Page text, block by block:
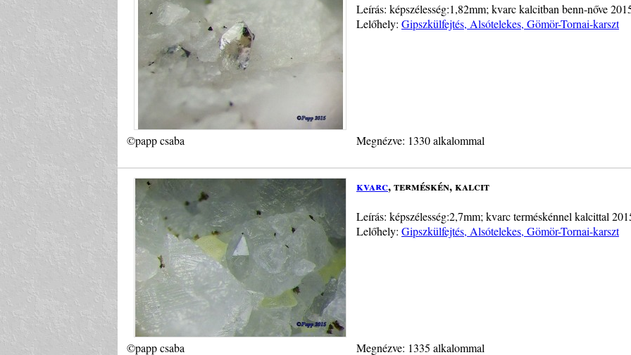
Leírás: képszélesség:1,82mm; kvarc kalcitban benn-nőve
Lelőhely: Gipszkülfejtés, Alsótelekes, Gömör-Tornai-karszt
©papp csaba Megnézve: 1330 alkalommal
kvarc, terméskén, kalcit
Leírás: képszélesség:2,7mm; kvarc terméskénnel kalcittal
Lelőhely: Gipszkülfejtés, Alsótelekes, Gömör-Tornai-karszt
©papp csaba Megnézve: 1335 alkalommal